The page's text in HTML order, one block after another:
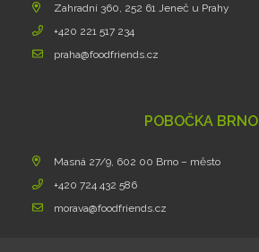
Zahradní 360, 252 61 Jeneč u Prahy
+420 221 517 234
praha@foodfriends.cz
POBOČKA BRNO
Masná 27/9, 602 00 Brno – město
+420 724 432 586
morava@foodfriends.cz